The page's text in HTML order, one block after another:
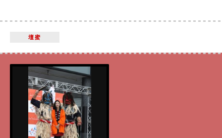
壇蜜